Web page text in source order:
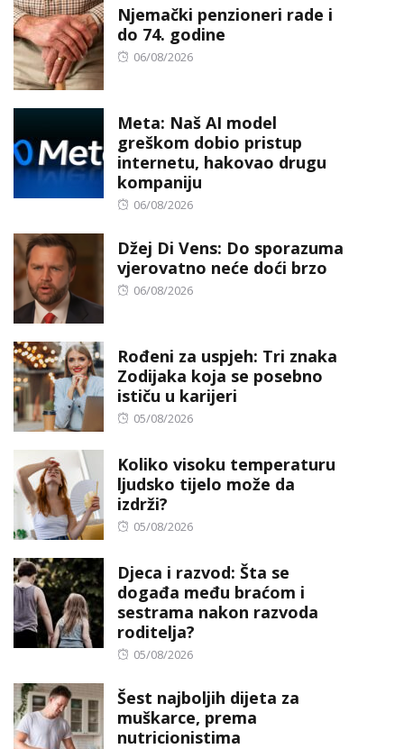
Njemački penzioneri rade i
do 74. godine
Posted
06/08/2026
Meta: Naš AI model
greškom dobio pristup
internetu, hakovao drugu
kompaniju
Posted
06/08/2026
Džej Di Vens: Do sporazuma
vjerovatno neće doći brzo
Posted
06/08/2026
Rođeni za uspjeh: Tri znaka
Zodijaka koja se posebno
ističu u karijeri
Posted
05/08/2026
Koliko visoku temperaturu
ljudsko tijelo može da
izdrži?
Posted
05/08/2026
Djeca i razvod: Šta se
događa među braćom i
sestrama nakon razvoda
roditelja?
Posted
05/08/2026
Šest najboljih dijeta za
muškarce, prema
nutricionistima